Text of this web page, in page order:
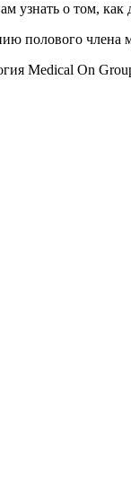
узнать о том, как
полового
Medical On